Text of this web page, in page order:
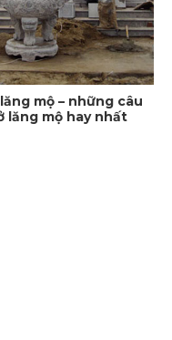
mộ – những câu
lăng mộ hay nhất